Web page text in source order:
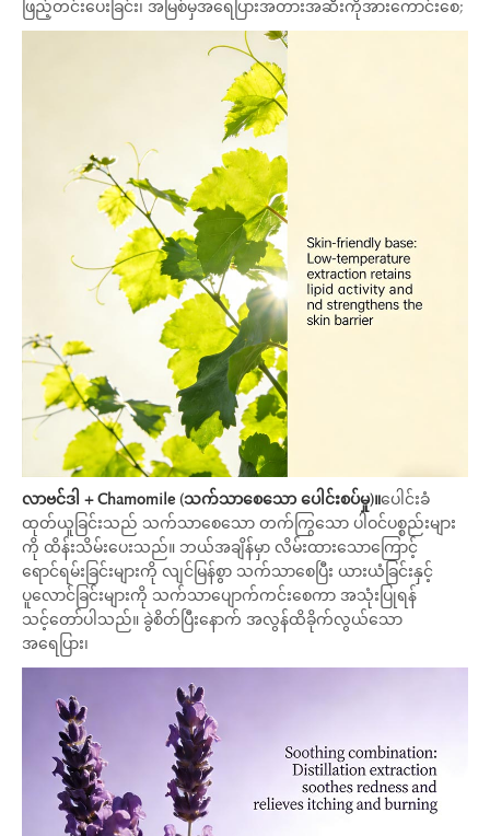
ဖြည့်တင်းပေးခြင်း၊ အမြစ်မှအရေပြားအတားအဆီးကိုအားကောင်းစေ;
လာဗင်ဒါ + Chamomile (သက်သာစေသော ပေါင်းစပ်မှု)။ပေါင်းခံ
ထုတ်ယူခြင်းသည် သက်သာစေသော တက်ကြွသော ပါဝင်ပစ္စည်းများ
ကို ထိန်းသိမ်းပေးသည်။ ဘယ်အချိန်မှာ လိမ်းထားသောကြောင့်
ရောင်ရမ်းခြင်းများကို လျင်မြန်စွာ သက်သာစေပြီး ယားယံခြင်းနှင့်
ပူလောင်ခြင်းများကို သက်သာပျောက်ကင်းစေကာ အသုံးပြုရန်
သင့်တော်ပါသည်။ ခွဲစိတ်ပြီးနောက် အလွန်ထိခိုက်လွယ်သော
အရေပြား၊